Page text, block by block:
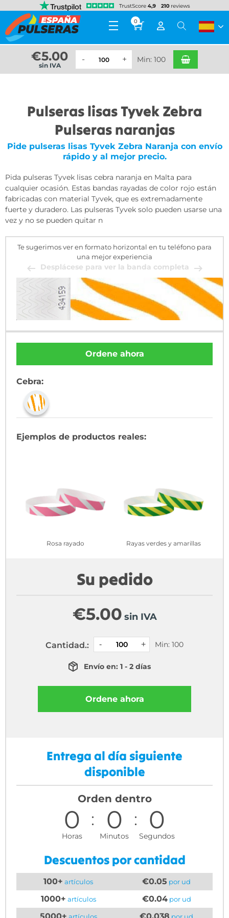
0
€5.00
sin IVA
Min: 100
Pulseras lisas Tyvek Zebra
Pulseras naranjas
Pide pulseras lisas Tyvek Zebra Naranja con envío
rápido y al mejor precio.
Pida pulseras Tyvek lisas cebra naranja en Malta para
cualquier ocasión. Estas bandas rayadas de color rojo están
fabricadas con material Tyvek, que es extremadamente
fuerte y duradero. Las pulseras Tyvek solo pueden usarse una
vez y no se pueden quitar n
Te sugerimos ver en formato horizontal en tu teléfono para
una mejor experiencia
Desplácese para ver la banda completa
Ordene ahora
Cebra:
Ejemplos de productos reales:
Rosa rayado Rayas verdes y amarillas
Su pedido
€5.00 sin IVA
Cantidad.: Min: 100
Envío en: 1 - 2 días
Ordene ahora
Entrega al día siguiente
disponible
Orden dentro
0
Horas
0
Minutos
0
Segundos
Descuentos por cantidad
100+ artículos €0.05 por ud
1000+ artículos €0.04por ud